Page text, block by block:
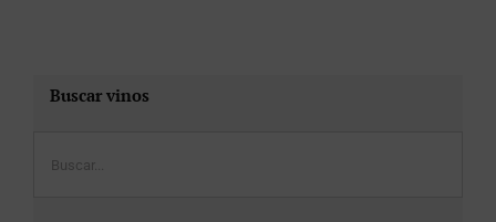
Buscar vinos